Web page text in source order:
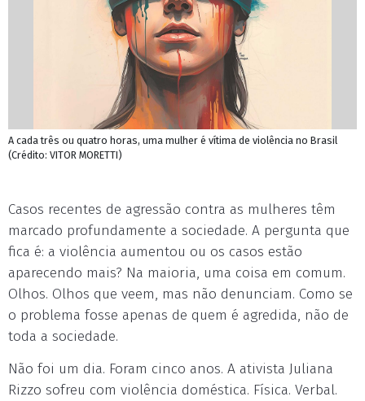
A cada três ou quatro horas, uma mulher é vítima de violência no Brasil
(Crédito: VITOR MORETTI)
Casos recentes de agressão contra as mulheres têm
marcado profundamente a sociedade. A pergunta que
fica é: a violência aumentou ou os casos estão
aparecendo mais? Na maioria, uma coisa em comum.
Olhos. Olhos que veem, mas não denunciam. Como se
o problema fosse apenas de quem é agredida, não de
toda a sociedade.
Não foi um dia. Foram cinco anos. A ativista Juliana
Rizzo sofreu com violência doméstica. Física. Verbal.